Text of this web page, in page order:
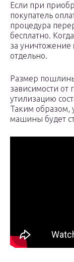
Если при
покупатель
процедура
бесплатно.
за
отдельно.
Размер пошлины
зависимости от
утилизацию
Таким образом,
машины будет